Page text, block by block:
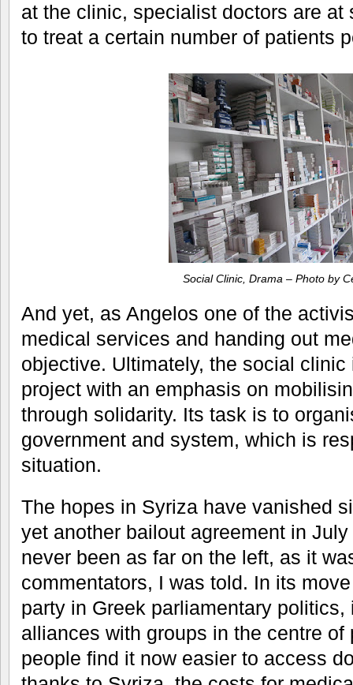
at the clinic, specialist doctors are at
to treat a certain number of patients
Social Clinic, Drama – Photo by
And yet, as Angelos one of the
medical services and handing out
objective. Ultimately, the social
project with an emphasis on
through solidarity. Its task is to
government and system, which is
situation.
The hopes in Syriza have vanished
yet another bailout agreement in
never been as far on the left, as it
commentators, I was told. In its
party in Greek parliamentary
alliances with groups in the centre
people find it now easier to access